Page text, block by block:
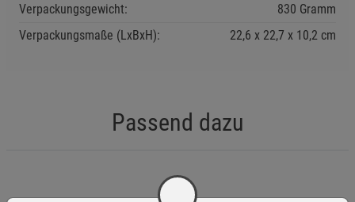
Nicht in der Nähe von leicht entflammbaren Materialien
verwenden.
Verpackungsgewicht:
830 Gramm
Verpackungsmaße (LxBxH):
22,6 22,7 10,2 cm
Passend dazu